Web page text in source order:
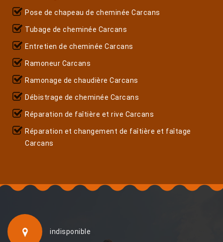
Pose de chapeau de cheminée Carcans
Tubage de cheminée Carcans
Entretien de cheminée Carcans
Ramoneur Carcans
Ramonage de chaudière Carcans
Débistrage de cheminée Carcans
Réparation de faîtière et rive Carcans
Réparation et changement de faîtière et faîtage
Carcans
indisponible